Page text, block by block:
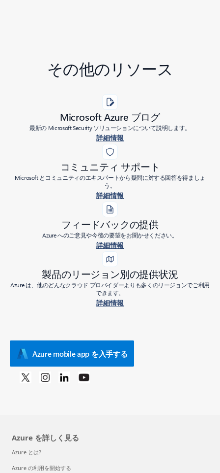
その他のリソース
Microsoft Azure ブログ
最新の Microsoft Security ソリューションについて説明します。
詳細情報
コミュニティ サポート
Microsoft とコミュニティのエキスパートから疑問に対する回答を得ましょ
う。
詳細情報
フィードバックの提供
Azure へのご意見や今後の要望をお聞かせください。
詳細情報
製品のリージョン別の提供状況
Azure は、他のどんなクラウド プロバイダーよりも多くのリージョンでご利用
できます。
詳細情報
Azure mobile app を入手する
Azure を詳しく見る
Azure とは?
Azure の利用を開始する